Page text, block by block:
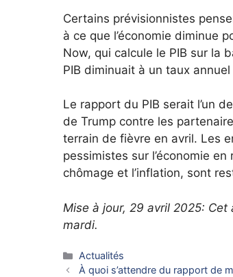
Certains prévisionnistes
à ce que l’économie diminue
Now, qui calcule le PIB sur la
PIB diminuait à un taux
Le rapport du PIB serait l’un
de Trump contre les
terrain de fièvre en avril. Les
pessimistes sur l’économie
chômage et l’inflation, sont
Mise à jour, 29 avril 2025:
mardi.
Catégories
Actualités
À quoi s’attendre du rapport de